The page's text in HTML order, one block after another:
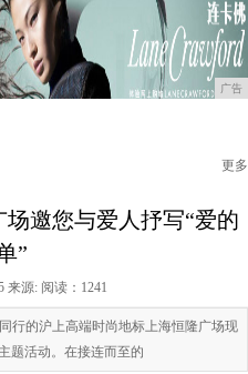
广告
更多
邀您与爱人抒写“爱的
”
来源: 阅读：1241
行的沪上高端时尚地标上海恒隆广场现
题活动。在接连而至的